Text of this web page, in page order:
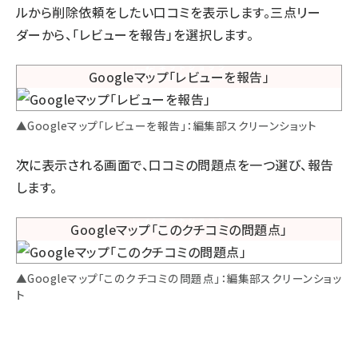
ルから削除依頼をしたい口コミを表示します。三点リー
ダーから、「レビューを報告」を選択します。
▲Googleマップ「レビューを報告」：編集部スクリーンショット
次に表示される画面で、口コミの問題点を一つ選び、報告
します。
▲Googleマップ「このクチコミの問題点」：編集部スクリーンショッ
ト